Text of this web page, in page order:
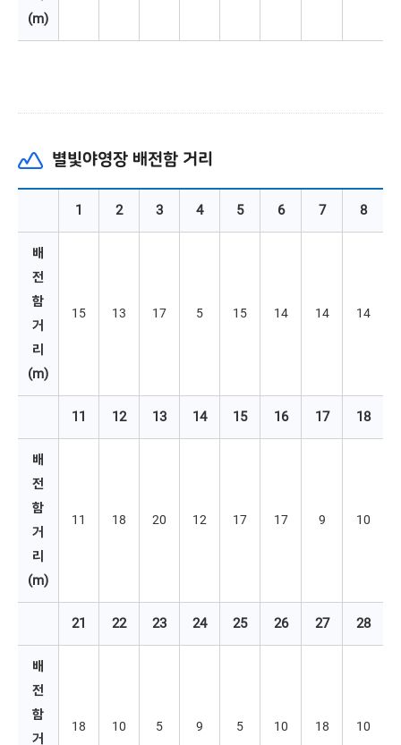
(m)
별빛야영장 배전함 거리
1 2 3 4 5 6 7 8
배
전
함
거
리
(m)
15 13 17 5 15 14 14 14
11 12 13 14 15 16 17 18
배
전
함
거
리
(m)
11 18 20 12 17 17 9 10
21 22 23 24 25 26 27 28
배
전
함
거
18 10 5 9 5 10 18 10